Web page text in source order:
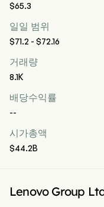
$65.3
일일 범위
$71.2 - $72.16
거래량
8.1K
배당수익률
--
시가총액
$44.2B
Lenovo Group